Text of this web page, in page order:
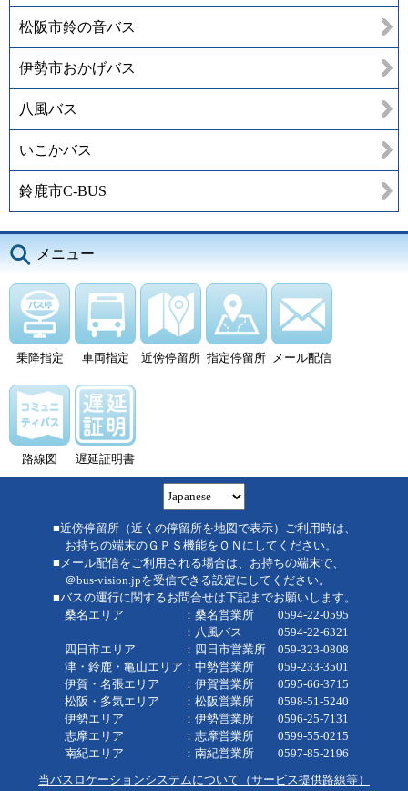
松阪市鈴の音バス
伊勢市おかげバス
八風バス
いこかバス
鈴鹿市C-BUS
メニュー
乗降指定 車両指定 近傍停留所 指定停留所 メール配信
路線図 遅延証明書
■近傍停留所（近くの停留所を地図で表示）ご利用時は、
お持ちの端末のＧＰＳ機能をＯＮにしてください。
■メール配信をご利用される場合は、お持ちの端末で、
＠bus-vision.jpを受信できる設定にしてください。
■バスの運行に関するお問合せは下記までお願いします。
桑名エリア ：桑名営業所 0594-22-0595
：八風バス 0594-22-6321
四日市エリア ：四日市営業所 059-323-0808
津・鈴鹿・亀山エリア：中勢営業所 059-233-3501
伊賀・名張エリア ：伊賀営業所 0595-66-3715
松阪・多気エリア ：松阪営業所 0598-51-5240
伊勢エリア ：伊勢営業所 0596-25-7131
志摩エリア ：志摩営業所 0599-55-0215
南紀エリア ：南紀営業所 0597-85-2196
当バスロケーションシステムについて（サービス提供路線等）